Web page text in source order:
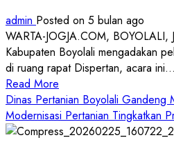
admin Posted on 5 bulan ago
WARTA-JOGJA.COM,
Kabupaten Boyolali mengadakan
di ruang rapat Dispertan, acara ini...
Read More
more
about
Dinas
Dinas Pertanian Boyolali Gandeng
Modernisasi Pertanian Tingkatkan